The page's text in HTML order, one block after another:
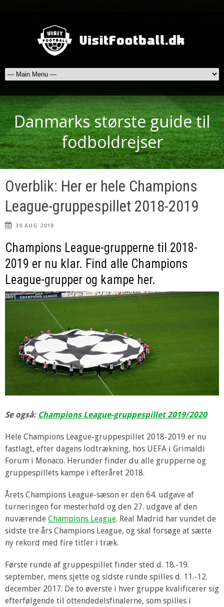
Danmarks største guide til
fodboldrejser
Overblik: Her er hele Champions
League-gruppespillet 2018-2019
30 AUG 2018
Champions League-grupperne til 2018-
2019 er nu klar. Find alle Champions
League-grupper og kampe her.
Se også: Champions League-gruppespillet 2019/2020
Hele Champions League-gruppespillet 2018-2019 er nu
fastlagt, efter dagens lodtrækning, hos UEFA i Grimaldi
Forum i Monaco. Herunder finder du alle grupperne og
gruppespillets kampe i efteråret 2018.
Årets Champions League-sæson er den 64. udgave af
turneringen for mesterhold og den 27. udgave af den
nuværende Champions League. Real Madrid har vundet de
sidste tre års Champions League, og skal forsøge at sætte
ny rekord med fire titler i træk.
Første runde af gruppespillet finder sted d. 18.-19.
september, mens sjette og sidste runde spilles d. 11.-12.
december 2017. De to øverste i hver gruppe kvalificerer sig
efterfølgende til ottendedelsfinalerne, som spilles i